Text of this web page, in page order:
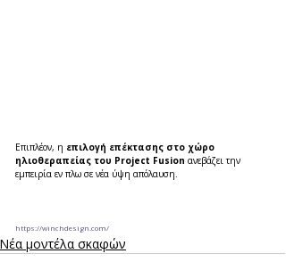
Επιπλέον, η επιλογή επέκτασης στο χώρο
ηλιοθεραπείας του Project Fusion ανεβάζει την
εμπειρία εν πλω σε νέα ύψη απόλαυση.
https://winchdesign.com/
Νέα μοντέλα σκαφών